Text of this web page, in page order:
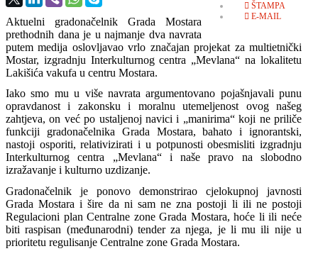
ŠTAMPA
E-MAIL
Aktuelni gradonačelnik Grada Mostara
prethodnih dana je u najmanje dva navrata
putem medija oslovljavao vrlo značajan projekat za multietnički
Mostar, izgradnju Interkulturnog centra „Mevlana“ na lokalitetu
Lakišića vakufa u centru Mostara.
Iako smo mu u više navrata argumentovano pojašnjavali punu
opravdanost i zakonsku i moralnu utemeljenost ovog našeg
zahtjeva, on već po ustaljenoj navici i „manirima“ koji ne priliče
funkciji gradonačelnika Grada Mostara, bahato i ignorantski,
nastoji osporiti, relativizirati i u potpunosti obesmisliti izgradnju
Interkulturnog centra „Mevlana“ i naše pravo na slobodno
izražavanje i kulturno uzdizanje.
Gradonačelnik je ponovo demonstrirao cjelokupnoj javnosti
Grada Mostara i šire da ni sam ne zna postoji li ili ne postoji
Regulacioni plan Centralne zone Grada Mostara, hoće li ili neće
biti raspisan (međunarodni) tender za njega, je li mu ili nije u
prioritetu regulisanje Centralne zone Grada Mostara.